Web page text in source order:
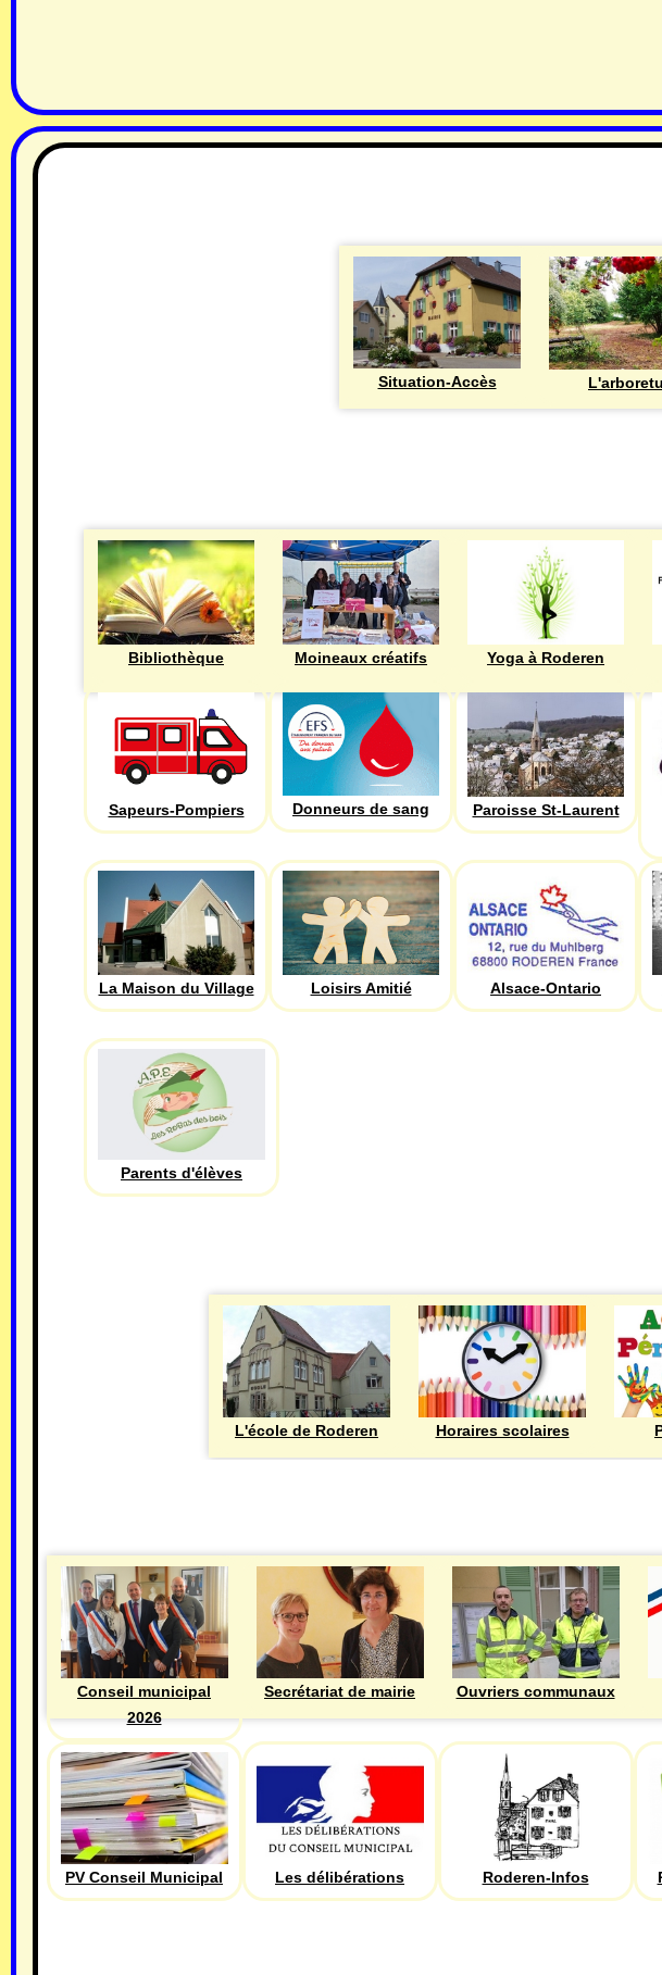
Situation-Accès
Bibliothèque Moineaux créatifs Yoga à Roderen
Sapeurs-Pompiers Donneurs de sang Paroisse St-Laurent
La Maison du Village Loisirs Amitié Alsace-Ontario
Parents d'élèves
L'école de Roderen Horaires scolaires
Conseil municipal
2026
Secrétariat de mairie Ouvriers communaux
PV Conseil Municipal Les délibérations Roderen-Infos